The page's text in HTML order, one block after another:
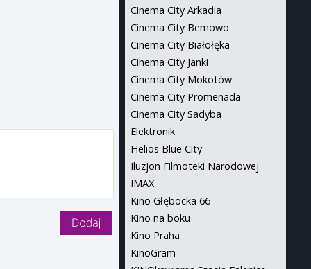
Cinema City Arkadia
Cinema City Bemowo
Cinema City Białołęka
Cinema City Janki
Cinema City Mokotów
Cinema City Promenada
Cinema City Sadyba
Elektronik
Helios Blue City
Iluzjon Filmoteki Narodowej
IMAX
Kino Głębocka 66
Kino na boku
Kino Praha
KinoGram